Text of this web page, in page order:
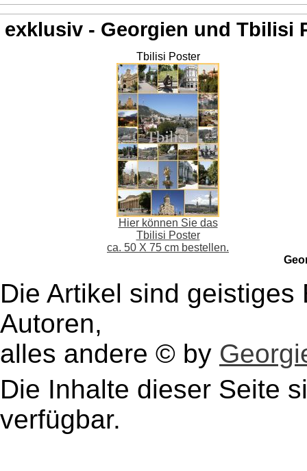
exklusiv - Georgien und Tbilisi
Tbilisi Poster
Hier können Sie das
Tbilisi Poster
ca. 50 X 75 cm bestellen.
Die Artikel sind
Autoren,
alles andere © by
Die Inhalte dieser Seite
verfügbar.